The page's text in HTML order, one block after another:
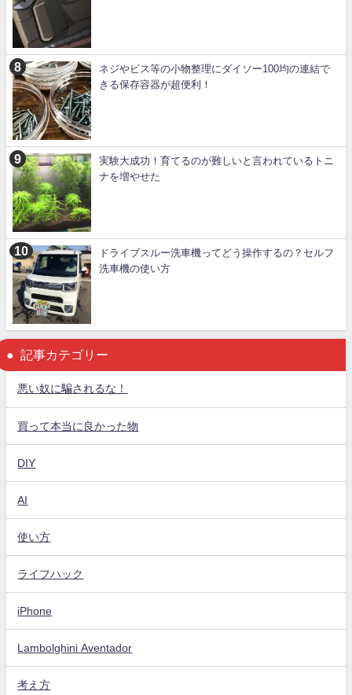
ネジやビス等の小物整理にダイソー100均の連結で
きる保存容器が超便利！
実験大成功！育てるのが難しいと言われているトニ
ナを増やせた
ドライブスルー洗車機ってどう操作するの？セルフ
洗車機の使い方
記事カテゴリー
悪い奴に騙されるな！
買って本当に良かった物
DIY
AI
使い方
ライフハック
iPhone
Lambolghini Aventador
考え方